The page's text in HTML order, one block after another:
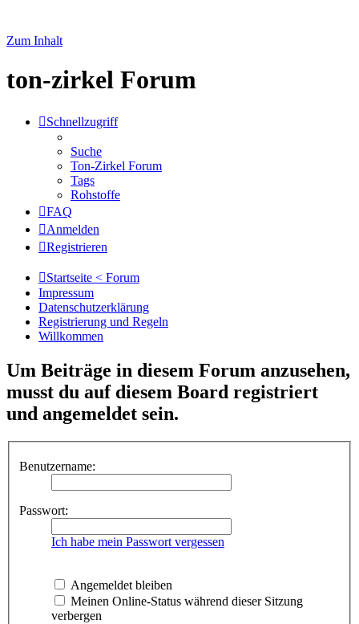
Zum Inhalt
ton-zirkel Forum
Schnellzugriff
Suche
Ton-Zirkel Forum
Tags
Rohstoffe
FAQ
Anmelden
Registrieren
Startseite < Forum
Impressum
Datenschutzerklärung
Registrierung und Regeln
Willkommen
Um Beiträge in diesem Forum anzusehen,
musst du auf diesem Board registriert
und angemeldet sein.
Benutzername:
Passwort:
Ich habe mein Passwort vergessen
Angemeldet bleiben
Meinen Online-Status während dieser Sitzung
verbergen